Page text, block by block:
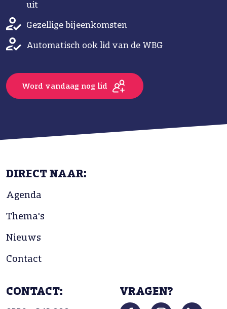
uit
Gezellige bijeenkomsten
Automatisch ook lid van de WBG
Word vandaag nog lid
DIRECT NAAR:
Agenda
Thema's
Nieuws
Contact
CONTACT: VRAGEN?